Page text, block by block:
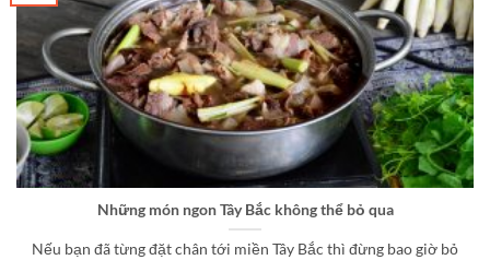
Những món ngon Tây Bắc không thể bỏ qua
Nếu bạn đã từng đặt chân tới miền Tây Bắc thì đừng bao giờ bỏ